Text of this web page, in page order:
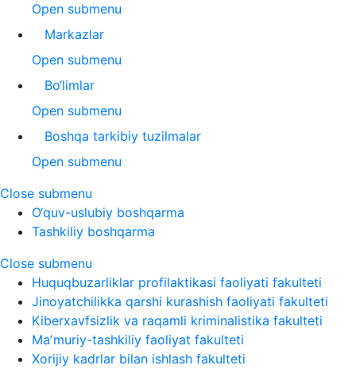
Open submenu
Markazlar
Open submenu
Bo‘limlar
Open submenu
Boshqa tarkibiy tuzilmalar
Open submenu
Close submenu
O‘quv-uslubiy boshqarma
Tashkiliy boshqarma
Close submenu
Huquqbuzarliklar profilaktikasi faoliyati fakulteti
Jinoyatchilikka qarshi kurashish faoliyati fakulteti
Kiberxavfsizlik va raqamli kriminalistika fakulteti
Maʼmuriy-tashkiliy faoliyat fakulteti
Xorijiy kadrlar bilan ishlash fakulteti